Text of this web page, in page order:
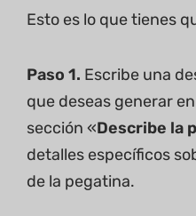
Esto es lo que tienes
Paso 1. Escribe una
que deseas generar
sección «Describe la
detalles específicos
de la pegatina.